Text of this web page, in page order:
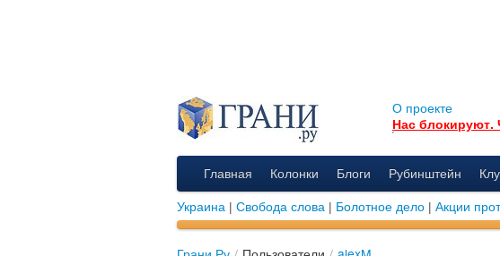
О проекте
Нас блокируют.
Главная Колонки Блоги Рубинштейн
Украина | Свобода слова | Болотное дело | Акции